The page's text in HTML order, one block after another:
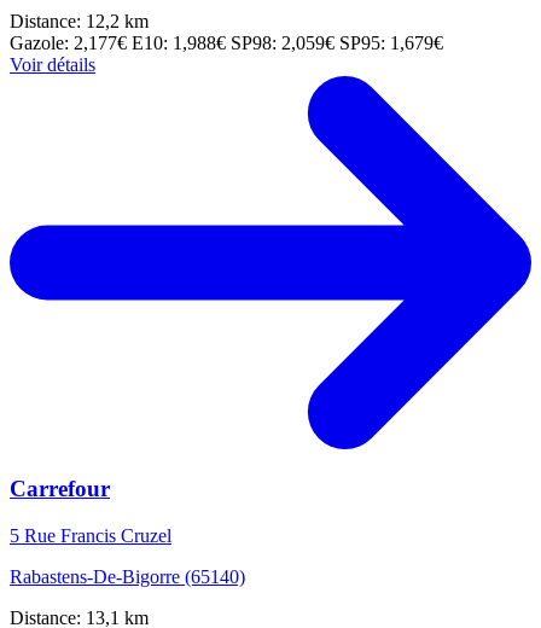
Distance: 12,2 km
Gazole: 2,177€ E10: 1,988€ SP98: 2,059€ SP95: 1,679€
Voir détails
Carrefour
5 Rue Francis Cruzel
Rabastens-De-Bigorre (65140)
Distance: 13,1 km